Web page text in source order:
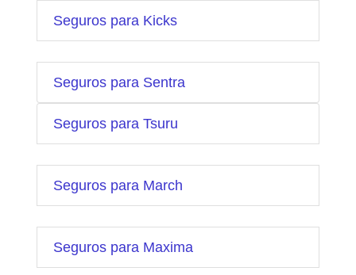
Seguros para Kicks
Seguros para Sentra
Seguros para Tsuru
Seguros para March
Seguros para Maxima